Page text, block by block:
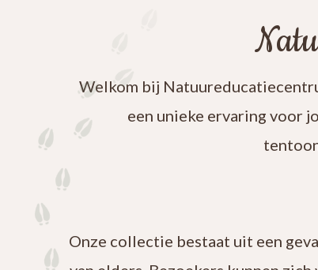
Welkom bij
een unieke ervaring voor
Onze collectie bestaat uit een